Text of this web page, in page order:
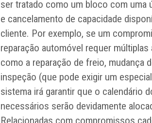
ser tratado como um bloco com uma
e cancelamento de capacidade
cliente. Por exemplo, se um
reparação automóvel requer múltiplas
como a reparação de freio, mudança
inspeção (que pode exigir um
sistema irá garantir que o calendário
necessários serão devidamente
Relacionadas com compromissos